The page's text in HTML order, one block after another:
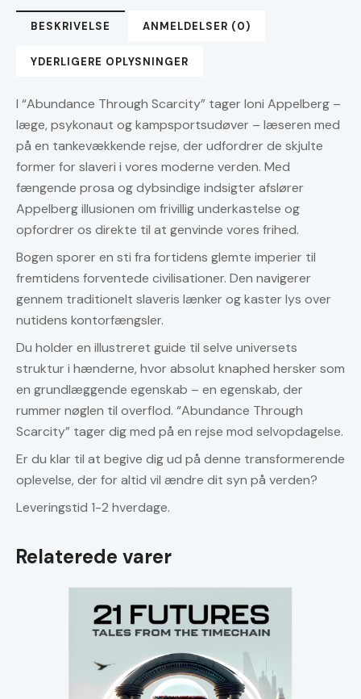
BESKRIVELSE ANMELDELSER (0)
YDERLIGERE OPLYSNINGER
I “Abundance Through Scarcity” tager Ioni Appelberg –
læge, psykonaut og kampsportsudøver – læseren med
på en tankevækkende rejse, der udfordrer de skjulte
former for slaveri i vores moderne verden. Med
fængende prosa og dybsindige indsigter afslører
Appelberg illusionen om frivillig underkastelse og
opfordrer os direkte til at genvinde vores frihed.
Bogen sporer en sti fra fortidens glemte imperier til
fremtidens forventede civilisationer. Den navigerer
gennem traditionelt slaveris lænker og kaster lys over
nutidens kontorfængsler.
Du holder en illustreret guide til selve universets
struktur i hænderne, hvor absolut knaphed hersker som
en grundlæggende egenskab – en egenskab, der
rummer nøglen til overflod. “Abundance Through
Scarcity” tager dig med på en rejse mod selvopdagelse.
Er du klar til at begive dig ud på denne transformerende
oplevelse, der for altid vil ændre dit syn på verden?
Leveringstid 1-2 hverdage.
Relaterede varer